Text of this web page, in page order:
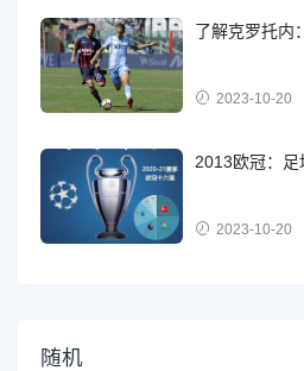
了解克罗托内
2023-10-20
2013欧冠：足
2023-10-20
随机